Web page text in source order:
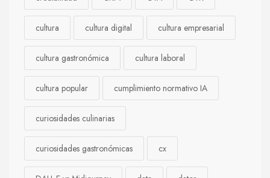
cultura cultura digital cultura empresarial
cultura gastronómica cultura laboral
cultura popular cumplimiento normativo IA
curiosidades culinarias
curiosidades gastronómicas cx